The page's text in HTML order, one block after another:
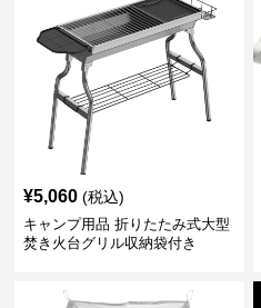
¥5,060 (税込)
キャンプ用品 折りたたみ式大型
焚き火台グリル収納袋付き